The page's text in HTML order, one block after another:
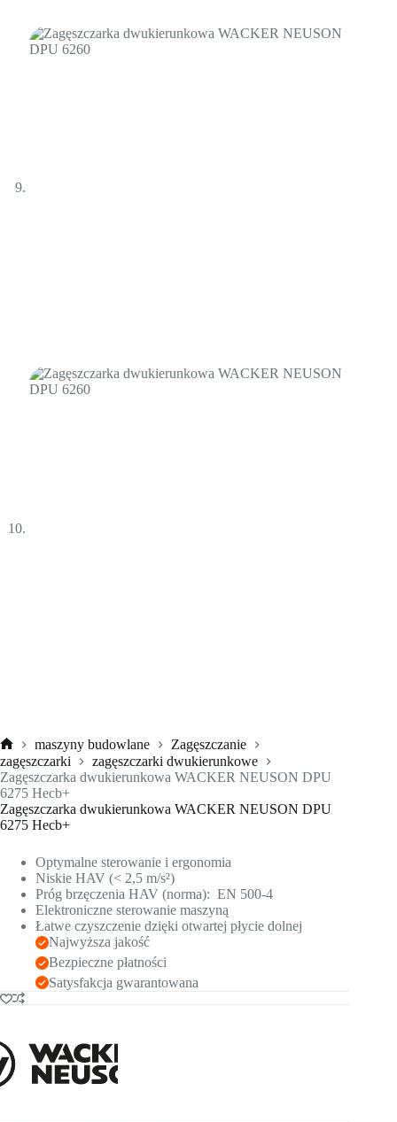
Strona
główna
maszyny budowlane
Zagęszczanie
zagęszczarki
zagęszczarki dwukierunkowe
Zagęszczarka dwukierunkowa WACKER NEUSON DPU
6275 Hecb+
Zagęszczarka dwukierunkowa WACKER NEUSON DPU
6275 Hecb+
Optymalne sterowanie i ergonomia
Niskie HAV (< 2,5 m/s²)
Próg brzęczenia HAV (norma): EN 500-4
Elektroniczne sterowanie maszyną
Łatwe czyszczenie dzięki otwartej płycie dolnej
Najwyższa jakość
Bezpieczne płatności
Satysfakcja gwarantowana